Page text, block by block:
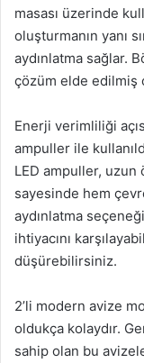
masası üzerinde
oluşturmanın yanı
aydınlatma sağlar.
çözüm elde edilmiş
Enerji verimliliği
ampuller ile
LED ampuller,
sayesinde hem
aydınlatma
ihtiyacını
düşürebilirsiniz.
2’li modern avize
oldukça kolaydır.
sahip olan bu